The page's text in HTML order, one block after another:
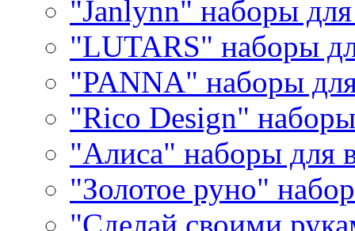
"Janlynn" наборы
"LUTARS" наборы
"PANNA" наборы
"Rico Design"
"Алиса" наборы для
"Золотое руно"
"Сделай своими